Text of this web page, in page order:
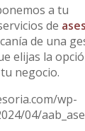
a tu
de
de una
elijas la
negocio.
wp-
04/